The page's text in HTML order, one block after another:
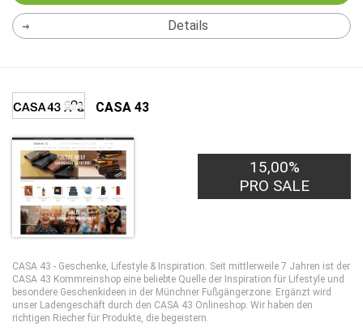
Details
CASA 43
15,00%
PRO SALE
CASA 43 - Geschenke, Lifestyle & Inspiration. Seit mittlerweile 7 Jahren ist der
CASA 43 Kommreinshop eine beliebte Quelle der Inspiration für Lifestyle und
besondere Geschenkideen in der Münchner Fußgängerzone. Ergänzt wird
unser Ladengeschäft durch den CASA 43 Onlineshop. Wir haben den
richtigen Riecher für Produkte, die begeistern.